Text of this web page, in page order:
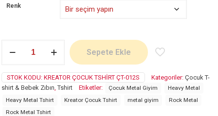
Renk
adet
Sepete Ekle
STOK KODU: KREATOR ÇOCUK TSHIRT ÇT-012S Kategoriler: Çocuk T-
shirt & Bebek Zıbın ,Tshirt Etiketler: Çocuk Metal Giyim
Heavy Metal
Heavy Metal Tshirt
Kreator Çocuk Tshirt metal giyim
Rock Metal
Rock Metal Tshirt